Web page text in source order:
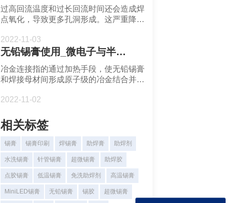
过高回流温度和过长回流时间还会造成焊
点氧化，导致更多孔洞形成。这严重降低
步溶解，从而减小焊点剪切强度。
2022-11-03
无铅锡膏使用_微电子与半导体焊接微冶金过程
冶金连接指的通过加热手段，使无铅锡膏
和焊接母材间形成原子级的冶金结合并形
子扩散来实现的。锡膏金属原子和焊盘铜
料和焊盘界面形成特定金属间化合物
(IMC)。
2022-11-02
相关标签
锡膏 锡膏印刷 焊锡膏 助焊膏 助焊剂
水洗锡膏 针管锡膏 超微锡膏 助焊胶
点胶锡膏 低温锡膏 免洗助焊剂 高温锡膏
MiniLED锡膏 无铅锡膏 锡胶 超微锡膏